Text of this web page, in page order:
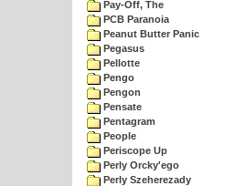
Pay-Off, The
PCB Paranoia
Peanut Butter Panic
Pegasus
Pellotte
Pengo
Pengon
Pensate
Pentagram
People
Periscope Up
Perly Orcky'ego
Perly Szeherezady